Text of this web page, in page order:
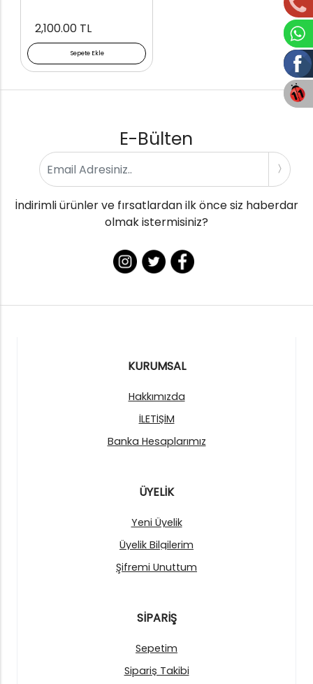
Sepete Ekle
2,100.00 TL
E-Bülten
İndirimli ürünler ve fırsatlardan ilk önce siz haberdar
olmak istermisiniz?
KURUMSAL
Hakkımızda
İLETİŞİM
Banka Hesaplarımız
ÜYELİK
Yeni Üyelik
Üyelik Bilgilerim
Şifremi Unuttum
SİPARİŞ
Sepetim
Sipariş Takibi